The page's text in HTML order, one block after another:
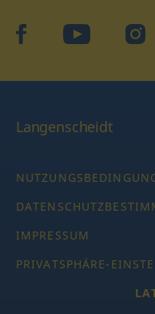
facebookYouTube
Langenscheidt
IMPRESSUM
PRIVATSPHÄRE-